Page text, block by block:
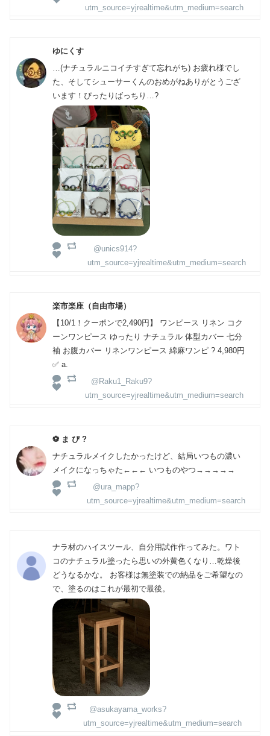
utm_source=yjrealtime&utm_medium=search
ゆにくす
…(ナチュラルニコイチすぎて忘れがち) お疲れ様でし
た、そしてシューサーくんのおめがねありがとうござ
います！ぴったりばっちり…?
@unics914?
utm_source=yjrealtime&utm_medium=search
楽市楽座（自由市場）
【10/1！クーポンで2,490円】 ワンピース リネン コク
ーンワンピース ゆったり ナチュラル 体型カバー 七分
袖 お腹カバー リネンワンピース 綿麻ワンピ ? 4,980円
✅ a.
@Raku1_Raku9?
utm_source=yjrealtime&utm_medium=search
⚽ ま ぴ ️?
ナチュラルメイクしたかったけど、結局いつもの濃い
メイクになっちゃた←←← いつものやつ→→→→→
@ura_mapp?
utm_source=yjrealtime&utm_medium=search
ナラ材のハイスツール、自分用試作作ってみた。ワト
コのナチュラル塗ったら思いの外黄色くなり…乾燥後
どうなるかな。 お客様は無塗装での納品をご希望なの
で、塗るのはこれが最初で最後。
@asukayama_works?
utm_source=yjrealtime&utm_medium=search